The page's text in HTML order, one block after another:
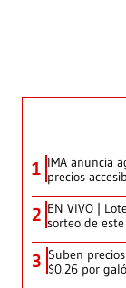
1 IMA anuncia
precios
2 EN VIVO |
sorteo de
3 Suben
$0.26 por